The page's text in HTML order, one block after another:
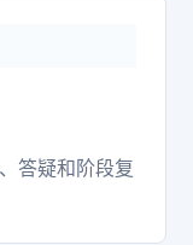
答疑和阶段复